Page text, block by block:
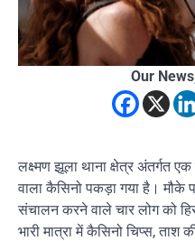
Our
लक्ष्मण झूला थाना क्षेत्र अंतर्गत
वाला कैसिनो पकड़ा गया है।
संचालन करने वाले चार लोग को
भारी मात्रा में कैसिनो चिप्स, ताश